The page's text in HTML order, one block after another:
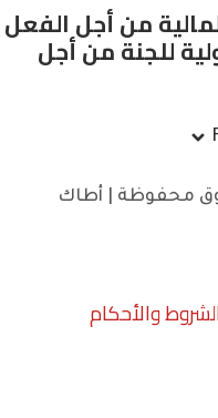
من أجل الفعل
للجنة من أجل
جميع الحقوق محفوظة | أطاك
والأحكام